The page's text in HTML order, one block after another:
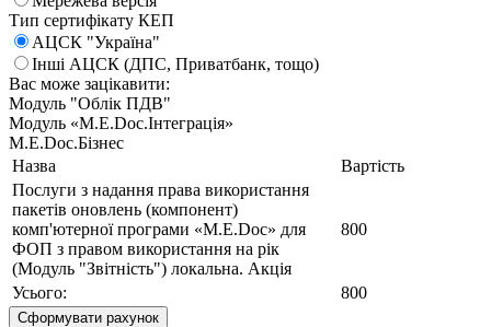
Тип сертифікату КЕП
АЦСК "Україна"
Інші АЦСК (ДПС, Приватбанк, тощо)
Вас може зацікавити:
Модуль "Облік ПДВ"
Модуль «M.E.Doc.Інтеграція»
M.E.Doc.Бізнес
Назва
Вартість
Послуги з надання права використання
пакетів оновлень (компонент)
комп'ютерної програми «M.E.Doc» для
ФОП з правом використання на рік
(Модуль "Звітність") локальна. Акція
800
Усього: 800
Сформувати рахунок